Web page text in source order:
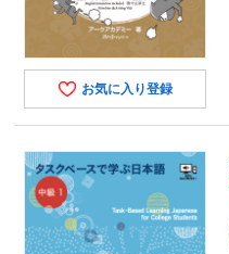
お気に入り登録